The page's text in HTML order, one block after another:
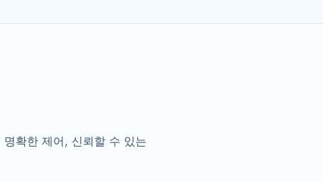
확한 제어, 신뢰할 수 있는